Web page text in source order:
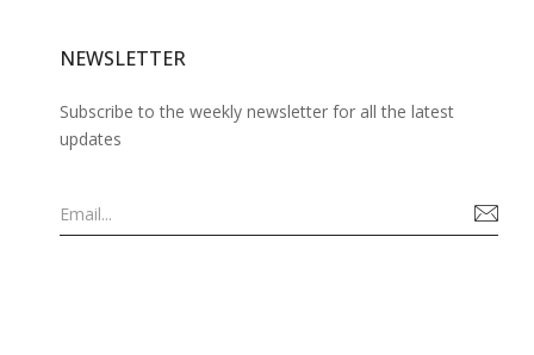
NEWSLETTER
Subscribe to the weekly newsletter for all the latest
updates